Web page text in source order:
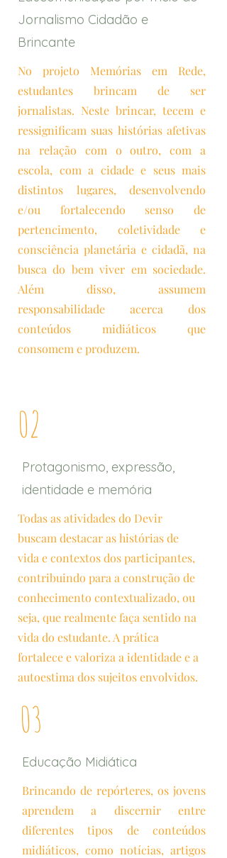
Jornalismo Cidadão e
Brincante
No projeto Memórias em Rede,
estudantes brincam de ser
jornalistas. Neste brincar, tecem e
ressignificam suas histórias afetivas
na relação com o outro, com a
escola, com a cidade e seus mais
distintos lugares, desenvolvendo
e/ou fortalecendo senso de
pertencimento, coletividade e
consciência planetária e cidadã, na
busca do bem viver em sociedade.
Além disso, assumem
responsabilidade acerca dos
conteúdos midiáticos que
consomem e produzem.
02
Protagonismo, expressão,
identidade e memória
Todas as atividades do Devir
buscam destacar as histórias de
vida e contextos dos participantes,
contribuindo para a construção de
conhecimento contextualizado, ou
seja, que realmente faça sentido na
vida do estudante. A prática
fortalece e valoriza a identidade e a
autoestima dos sujeitos envolvidos.
03
Educação Midiática
Brincando de repórteres, os jovens
aprendem a discernir entre
diferentes tipos de conteúdos
midiáticos, como notícias, artigos